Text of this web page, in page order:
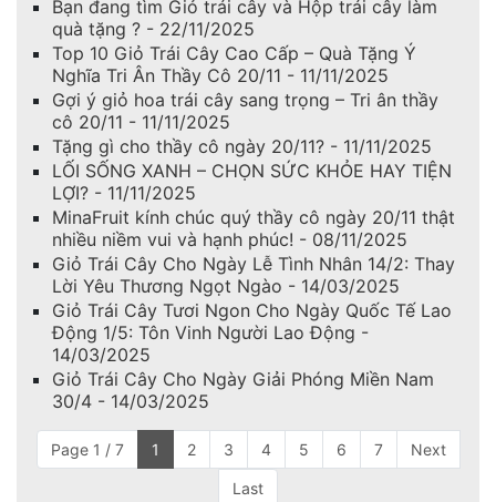
Bạn đang tìm Giỏ trái cây và Hộp trái cây làm
quà tặng ? - 22/11/2025
Top 10 Giỏ Trái Cây Cao Cấp – Quà Tặng Ý
Nghĩa Tri Ân Thầy Cô 20/11 - 11/11/2025
Gợi ý giỏ hoa trái cây sang trọng – Tri ân thầy
cô 20/11 - 11/11/2025
Tặng gì cho thầy cô ngày 20/11? - 11/11/2025
LỐI SỐNG XANH – CHỌN SỨC KHỎE HAY TIỆN
LỢI? - 11/11/2025
MinaFruit kính chúc quý thầy cô ngày 20/11 thật
nhiều niềm vui và hạnh phúc! - 08/11/2025
Giỏ Trái Cây Cho Ngày Lễ Tình Nhân 14/2: Thay
Lời Yêu Thương Ngọt Ngào - 14/03/2025
Giỏ Trái Cây Tươi Ngon Cho Ngày Quốc Tế Lao
Động 1/5: Tôn Vinh Người Lao Động -
14/03/2025
Giỏ Trái Cây Cho Ngày Giải Phóng Miền Nam
30/4 - 14/03/2025
Page 1 / 7 1 2 3 4 5 6 7 Next
Last